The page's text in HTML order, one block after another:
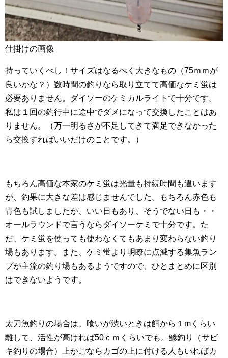
仕掛けの画像
持っていくべし！サイズはなるべく大きなもの（75ｍｍが
良いかな？）数時間の釣りなら取り立てて高価なケミ蛍は
必要ありません。ダイソーのケミカルライトで十分です。
私は１回の釣行中に途中でダメになって交換したことはあ
りません。（万一明るさが不足してきて満足できなかった
ら交換すればいいだけのことです。）
もちろん高価な本家のケミ蛍は光量も持続時間も違います
が、釣果に大きな差は感じませんでした。もちろん赤色も
青色も試しましたが、いい日もあり、そうでない日も・・
オールラウンドで言うならダイソーケミで十分です。た
だ、ケミ蛍を使っても使わなくてもあまり変わらない釣り
場もあります。また、ケミ蛍より明瞭に点滅する集魚ラン
プが主流の釣り場もあるようですので、ひとまとめに区別
はできないようです。
太刀魚釣りの場合は、喰いが渋いときは餌から１mくらい
離して、活性が高ければ50ｃｍくらいでも。鯵釣り（サビ
キ釣りの場合）上かごならカゴの上に付ける人もいればカ